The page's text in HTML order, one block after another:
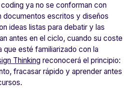
ya no se conforman con
documentos escritos y diseños
ideas listas para debatir y las
antes en el ciclo, cuando su coste
que esté familiarizado con la
Thinking reconocerá el principio:
fracasar rápido y aprender antes